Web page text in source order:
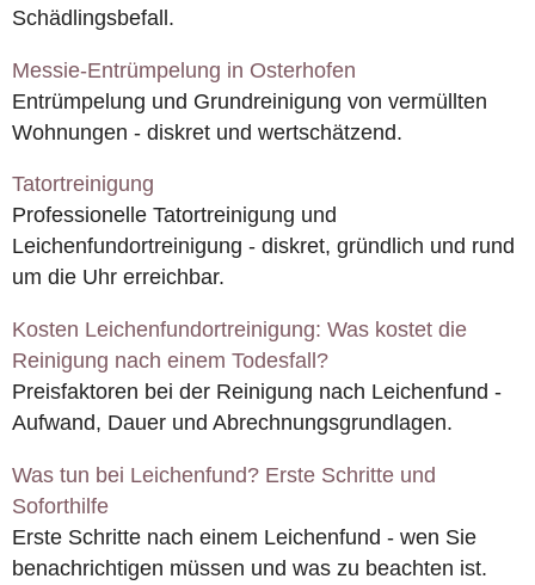
Schädlingsbefall.
Messie-Entrümpelung in Osterhofen
Entrümpelung und Grundreinigung von vermüllten
Wohnungen - diskret und wertschätzend.
Tatortreinigung
Professionelle Tatortreinigung und
Leichenfundortreinigung - diskret, gründlich und rund
um die Uhr erreichbar.
Kosten Leichenfundortreinigung: Was kostet die
Reinigung nach einem Todesfall?
Preisfaktoren bei der Reinigung nach Leichenfund -
Aufwand, Dauer und Abrechnungsgrundlagen.
Was tun bei Leichenfund? Erste Schritte und
Soforthilfe
Erste Schritte nach einem Leichenfund - wen Sie
benachrichtigen müssen und was zu beachten ist.